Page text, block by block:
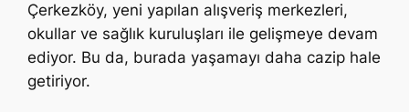
Çerkezköy, yeni yapılan alışveriş merkezleri,
okullar ve sağlık kuruluşları ile gelişmeye devam
ediyor. Bu da, burada yaşamayı daha cazip hale
getiriyor.